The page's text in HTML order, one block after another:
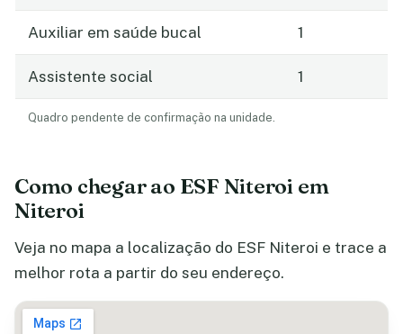
Auxiliar em saúde bucal 1
Assistente social 1
Quadro pendente de confirmação na unidade.
Como chegar ao ESF Niteroi em
Niteroi
Veja no mapa a localização do ESF Niteroi e trace a
melhor rota a partir do seu endereço.